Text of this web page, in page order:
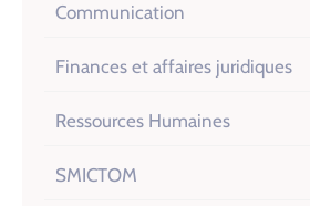
Communication
Finances et affaires juridiques
Ressources Humaines
SMICTOM